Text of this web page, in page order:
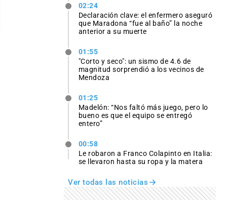
02:24
Declaración clave: el enfermero aseguró
que Maradona “fue al baño” la noche
anterior a su muerte
01:55
"Corto y seco": un sismo de 4.6 de
magnitud sorprendió a los vecinos de
Mendoza
01:25
Madelón: “Nos faltó más juego, pero lo
bueno es que el equipo se entregó
entero”
00:58
Le robaron a Franco Colapinto en Italia:
se llevaron hasta su ropa y la matera
Ver todas las noticias